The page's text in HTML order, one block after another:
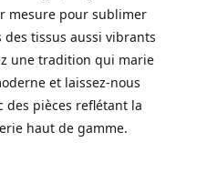
mesure pour sublimer
tissus aussi vibrants
une tradition qui marie
et laissez-nous
des pièces reflétant la
haut de gamme.